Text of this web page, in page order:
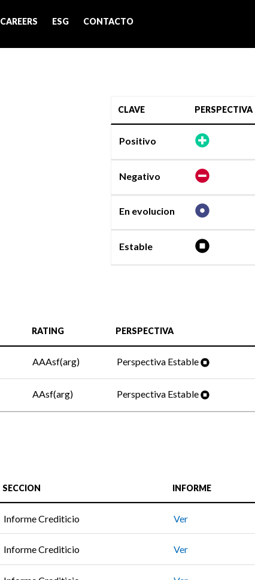
CAREERS ESG CONTACTO
CLAVE PERSPECTIVA
Positivo
Negativo
En evolucion
Estable
RATING PERSPECTIVA
AAAsf(arg) Perspectiva Estable
AAsf(arg) Perspectiva Estable
SECCION INFORME
Informe Crediticio Ver
Informe Crediticio Ver